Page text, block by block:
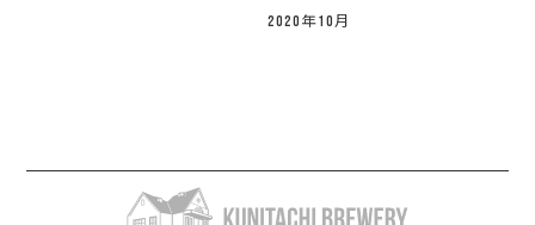
2020年10月